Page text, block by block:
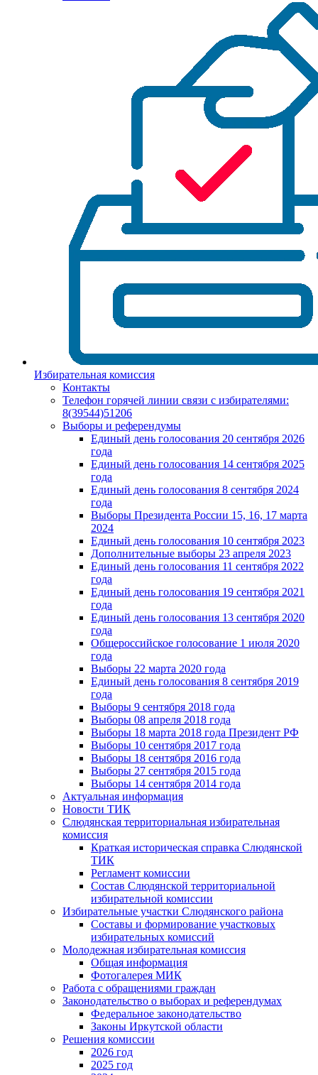
Избирательная комиссия
Контакты
Телефон горячей линии связи с избирателями:
8(39544)51206
Выборы и референдумы
Единый день голосования 20 сентября 2026
года
Единый день голосования 14 сентября 2025
года
Единый день голосования 8 сентября 2024
года
Выборы Президента России 15, 16, 17 марта
2024
Единый день голосования 10 сентября 2023
Дополнительные выборы 23 апреля 2023
Единый день голосования 11 сентября 2022
года
Единый день голосования 19 сентября 2021
года
Единый день голосования 13 сентября 2020
года
Общероссийское голосование 1 июля 2020
года
Выборы 22 марта 2020 года
Единый день голосования 8 сентября 2019
года
Выборы 9 сентября 2018 года
Выборы 08 апреля 2018 года
Выборы 18 марта 2018 года Президент РФ
Выборы 10 сентября 2017 года
Выборы 18 сентября 2016 года
Выборы 27 сентября 2015 года
Выборы 14 сентября 2014 года
Актуальная информация
Новости ТИК
Слюдянская территориальная избирательная
комиссия
Краткая историческая справка Слюдянской
ТИК
Регламент комиссии
Состав Слюдянской территориальной
избирательной комиссии
Избирательные участки Слюдянского района
Составы и формирование участковых
избирательных комиссий
Молодежная избирательная комиссия
Общая информация
Фотогалерея МИК
Работа с обращениями граждан
Законодательство о выборах и референдумах
Федеральное законодательство
Законы Иркутской области
Решения комиссии
2026 год
2025 год